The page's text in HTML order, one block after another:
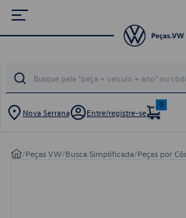
Nova Serrana Entre/registre-se
0
/Peças VW/Busca Simplificada/Peças por